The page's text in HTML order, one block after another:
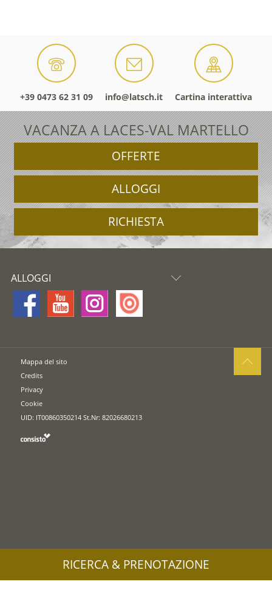
+39 0473 62 31 09 info@latsch.it Cartina interattiva
VACANZA A LACES-VAL MARTELLO
OFFERTE
ALLOGGI
RICHIESTA
ALLOGGI
Mappa del sito
Credits
Privacy
Cookie
UID: IT00860350214 St.Nr: 82026680213
RICERCA & PRENOTAZIONE